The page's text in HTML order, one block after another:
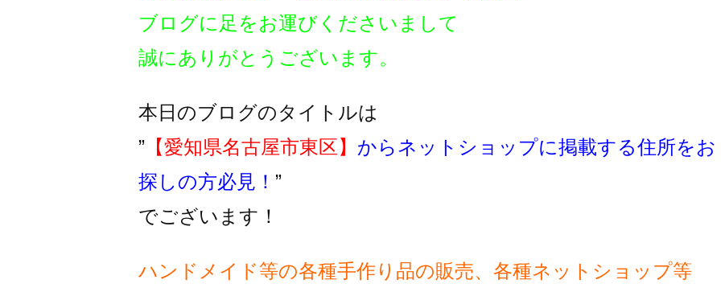
ブログに足をお運びくださいまして
誠にありがとうございます。
本日のブログのタイトルは
” 【愛知県名古屋市東区】 からネットショップに掲載する住所をお
探しの方必見！ ”
でございます！
ハンドメイド等の各種手作り品の販売、各種ネットショップ等